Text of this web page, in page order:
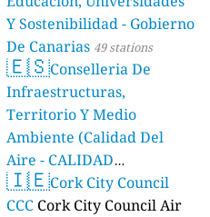
Y Sostenibilidad - Gobierno
De Canarias 49 stations
🇪🇸Conselleria De
Infraestructuras,
Territorio Y Medio
Ambiente (Calidad Del
Aire - CALIDAD
AMBIENTAL) 23 stations
🇮🇪Cork City Council
CCC Cork City Council Air